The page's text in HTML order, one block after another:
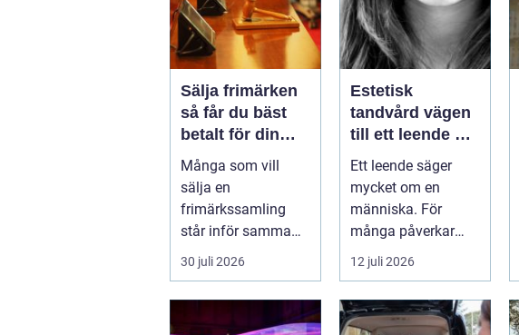
Sälja frimärken
så får du bäst
betalt för din
samling
Många som vill
sälja en
frimärkssamling
står inför samma
frågor: Vad är
samlingen värd?
Var vänder m...
30 juli 2026
Estetisk
tandvård vägen
till ett leende du
trivs med
Ett leende säger
mycket om en
människa. För
många påverkar
tändernas utseende
både
självförtroendet ...
12 juli 2026